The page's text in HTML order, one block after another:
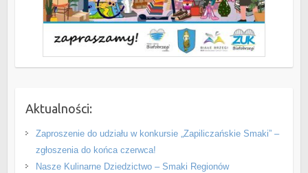
Aktualności:
Zaproszenie do udziału w konkursie „Zapiliczańskie Smaki” –
zgłoszenia do końca czerwca!
Nasze Kulinarne Dziedzictwo – Smaki Regionów